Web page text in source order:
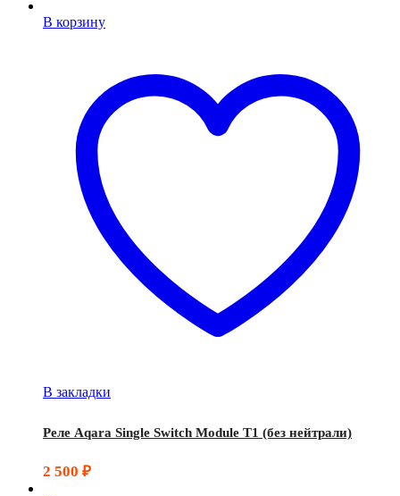
В корзину
В закладки
Реле Aqara Single Switch Module T1 (без нейтрали)
2 500 ₽